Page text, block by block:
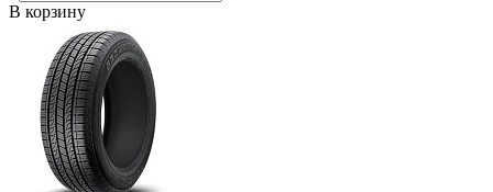
В корзину